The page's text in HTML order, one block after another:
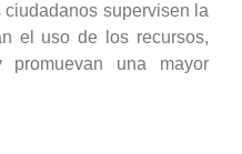
supervisen la
el uso de los recursos,
promuevan una mayor